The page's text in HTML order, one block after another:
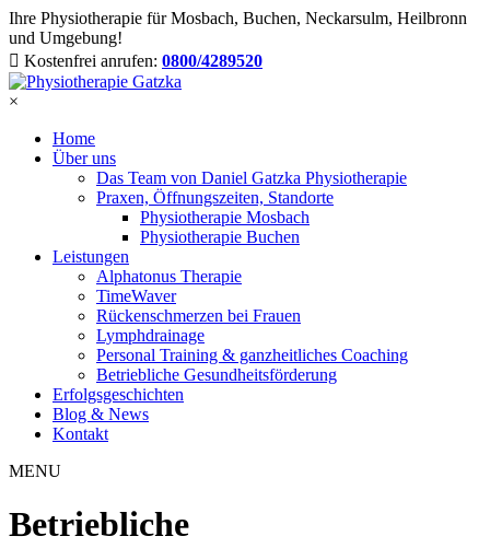
Ihre Physiotherapie für Mosbach, Buchen, Neckarsulm, Heilbronn
und Umgebung!
Kostenfrei anrufen: 0800/4289520
×
Home
Über uns
Das Team von Daniel Gatzka Physiotherapie
Praxen, Öffnungszeiten, Standorte
Physiotherapie Mosbach
Physiotherapie Buchen
Leistungen
Alphatonus Therapie
TimeWaver
Rückenschmerzen bei Frauen
Lymphdrainage
Personal Training & ganzheitliches Coaching
Betriebliche Gesundheitsförderung
Erfolgsgeschichten
Blog & News
Kontakt
MENU
Betriebliche